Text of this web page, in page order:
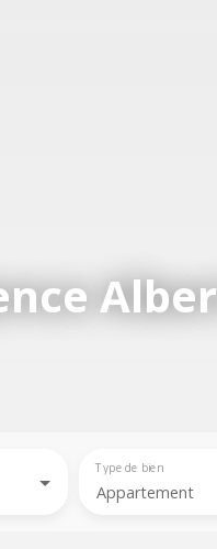
Appartement
Type de bien